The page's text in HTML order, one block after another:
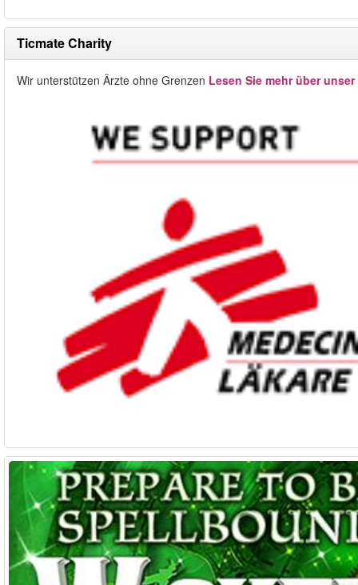
Ticmate Charity
Wir unterstützen Ärzte ohne Grenzen Lesen Sie mehr über